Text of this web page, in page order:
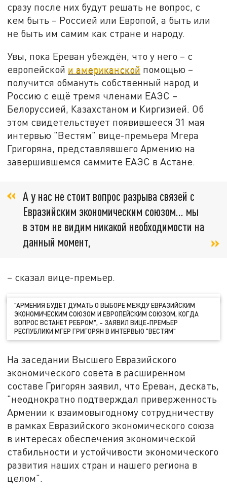
сразу после них будут решать не вопрос, с
кем быть – Россией или Европой, а быть или
не быть им самим как стране и народу.
Увы, пока Ереван убеждён, что у него – с
европейской и американской помощью –
получится обмануть собственный народ и
Россию с ещё тремя членами ЕАЭС –
Белоруссией, Казахстаном и Киргизией. Об
этом свидетельствует появившееся 31 мая
интервью "Вестям" вице-премьера Мгера
Григоряна, представлявшего Армению на
завершившемся саммите ЕАЭС в Астане.
А у нас не стоит вопрос разрыва связей с
Евразийским экономическим союзом… мы
в этом не видим никакой необходимости на
данный момент,
– сказал вице-премьер.
"АРМЕНИЯ БУДЕТ ДУМАТЬ О ВЫБОРЕ МЕЖДУ ЕВРАЗИЙСКИМ
ЭКОНОМИЧЕСКИМ СОЮЗОМ И ЕВРОПЕЙСКИМ СОЮЗОМ, КОГДА
ВОПРОС ВСТАНЕТ РЕБРОМ", – ЗАЯВИЛ ВИЦЕ-ПРЕМЬЕР
РЕСПУБЛИКИ МГЕР ГРИГОРЯН В ИНТЕРВЬЮ "ВЕСТЯМ"
На заседании Высшего Евразийского
экономического совета в расширенном
составе Григорян заявил, что Ереван, дескать,
"неоднократно подтверждал приверженность
Армении к взаимовыгодному сотрудничеству
в рамках Евразийского экономического союза
в интересах обеспечения экономической
стабильности и устойчивости экономического
развития наших стран и нашего региона в
целом".